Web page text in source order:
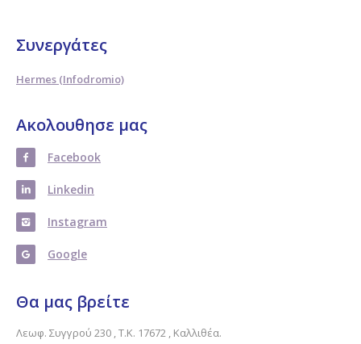
Συνεργάτες
Hermes (Infodromio)
Ακολουθησε μας
Facebook
Linkedin
Instagram
Google
Θα μας βρείτε
Λεωφ. Συγγρού 230 , Τ.Κ. 17672 , Καλλιθέα.